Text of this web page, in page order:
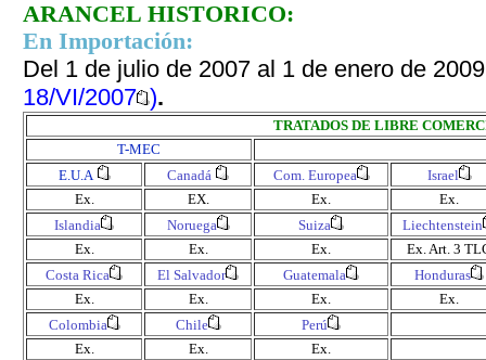
ARANCEL HISTORICO:
En Importación:
Del 1 de julio de 2007 al 1 de enero de
18/VI/2007 ).
TRATADOS DE LIBRE
T-MEC
E.U.A
Canadá Com. Europea
Israel
Ex.
EX. Ex.
Ex.
Islandia
Noruega Suiza
Liechtenstein
Ex.
Ex. Ex. Ex.Art. 3
Costa Rica
El Salvador Guatemala
Honduras
Ex.
Ex. Ex.
Ex.
Colombia
Chile
Perú
Ex.
Ex.
Ex.